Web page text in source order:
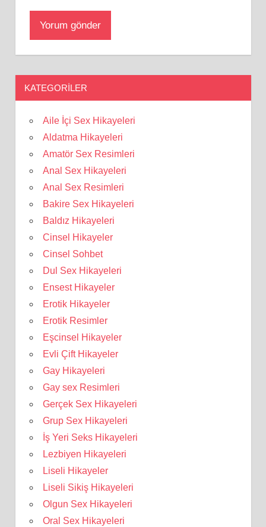
KATEGORILER
Aile İçi Sex Hikayeleri
Aldatma Hikayeleri
Amatör Sex Resimleri
Anal Sex Hikayeleri
Anal Sex Resimleri
Bakire Sex Hikayeleri
Baldız Hikayeleri
Cinsel Hikayeler
Cinsel Sohbet
Dul Sex Hikayeleri
Ensest Hikayeler
Erotik Hikayeler
Erotik Resimler
Eşcinsel Hikayeler
Evli Çift Hikayeler
Gay Hikayeleri
Gay sex Resimleri
Gerçek Sex Hikayeleri
Grup Sex Hikayeleri
İş Yeri Seks Hikayeleri
Lezbiyen Hikayeleri
Liseli Hikayeler
Liseli Sikiş Hikayeleri
Olgun Sex Hikayeleri
Oral Sex Hikayeleri